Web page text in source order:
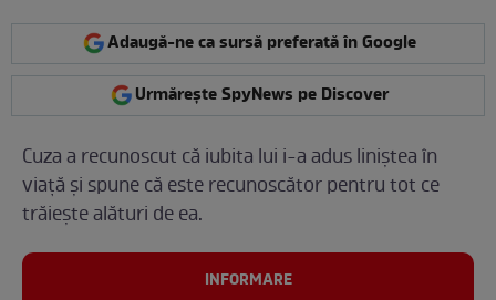
Adaugă-ne ca sursă preferată în Google
Urmărește SpyNews pe Discover
Cuza a recunoscut că iubita lui i-a adus liniștea în
viață și spune că este recunoscător pentru tot ce
trăiește alături de ea.
INFORMARE